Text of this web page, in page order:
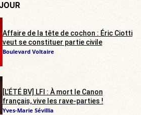
Affaire de la tête de cochon : Éric Ciotti
veut se constituer partie civile
Boulevard Voltaire
[L’ÉTÉ BV] LFI : À mort le Canon
français, vive les rave-parties !
Yves-Marie Sévillia